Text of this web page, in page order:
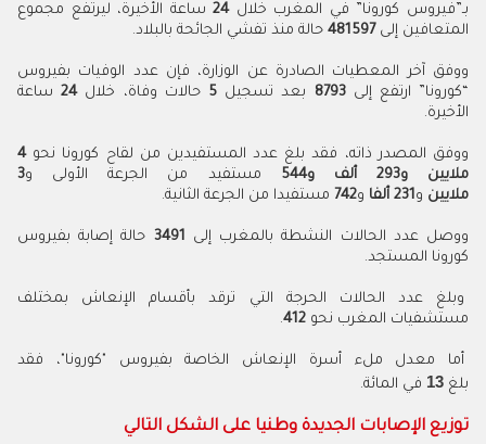
بـ”فيروس كورونا” في المغرب خلال24 ساعة الأخيرة، ليرتفع مجموع
المتعافين إلى 481597 حالة منذ تفشي الجائحة بالبلاد.
ووفق آخر المعطيات الصادرة عن الوزارة، فإن عدد الوفيات بفيروس
“كورونا” ارتفع إلى8793 بعد تسجيل5 حالات وفاة، خلال24 ساعة
الأخيرة.
ووفق المصدر ذاته، فقد بلغ عدد المستفيدين من لقاح كورونا نحو4
ملايين و293 ألف و544 مستفيد من الجرعة الأولى و3
ملايين و231 ألفا و742 مستفيدا من الجرعة الثانية.
ووصل عدد الحالات النشطة بالمغرب إلى 3491 حالة إصابة بفيروس
كورونا المستجد.
وبلغ عدد الحالات الحرجة التي ترقد بأقسام الإنعاش بمختلف
مستشفيات المغرب نحو 412
.
أما معدل ملء أسرة الإنعاش الخاصة بفيروس "كورونا"، فقد
بلغ 13 في المائة.
توزيع الإصابات الجديدة وطنيا على الشكل التالي